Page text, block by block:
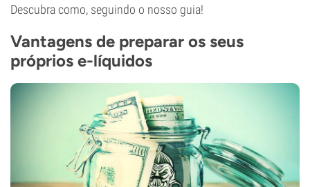
Descubra como, seguindo o nosso guia!
Vantagens de preparar os seus
próprios e-líquidos